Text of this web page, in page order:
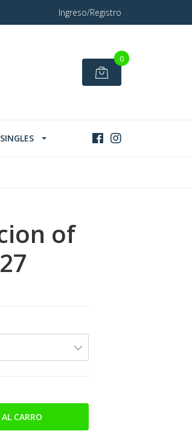
Ingreso/Registro
0
SINGLES
of